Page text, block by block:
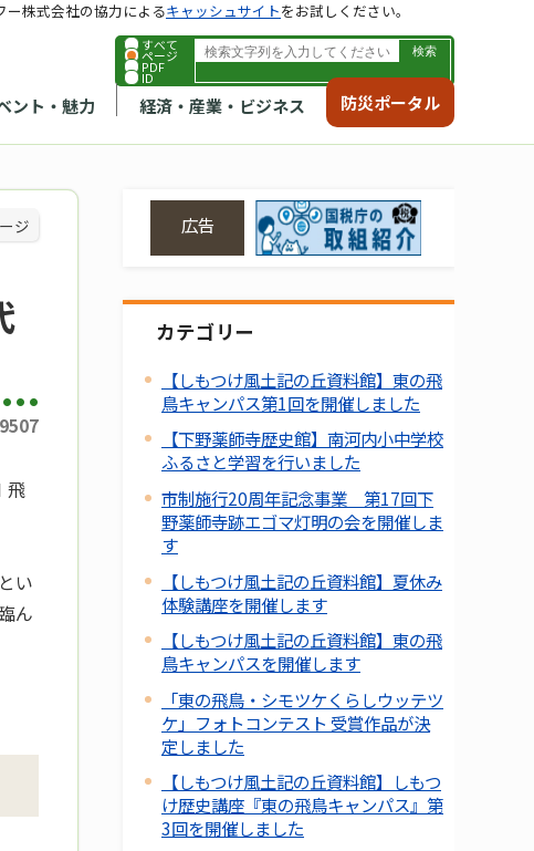
すべて
ページ
PDF
ID
ント・魅力 経済・産業・ビジネス 防災ポータル
株式会社の協力によるキャッシュサイトをお試しください。
ジ
飛
い
ん
広告
カテゴリー
【しもつけ風土記の丘資料館】東の飛
鳥キャンパス第1回を開催しました
【下野薬師寺歴史館】南河内小中学校
ふるさと学習を行いました
市制施行20周年記念事業 第17回下
野薬師寺跡エゴマ灯明の会を開催しま
す
【しもつけ風土記の丘資料館】夏休み
体験講座を開催します
【しもつけ風土記の丘資料館】東の飛
鳥キャンパスを開催します
「東の飛鳥・シモツケくらしウッテツ
ケ」フォトコンテスト 受賞作品が決
定しました
【しもつけ風土記の丘資料館】しもつ
け歴史講座『東の飛鳥キャンパス』第
3回を開催しました